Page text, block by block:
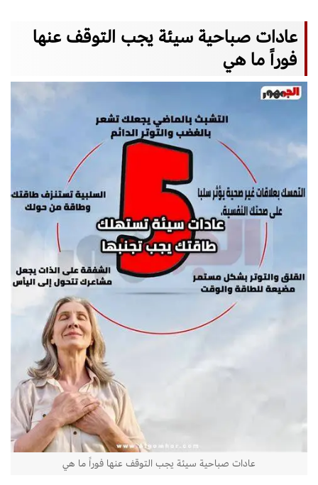
عادات صباحية سيئة يجب التوقف عنها
فوراً ما هي
عادات صباحية سيئة يجب التوقف عنها فوراً ما هي